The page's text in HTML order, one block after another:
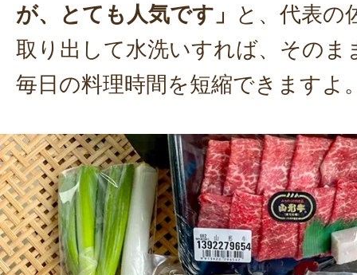
が、とても人気です」
と、代表の
取り出して水洗いすれば、そのま
毎日の料理時間を短縮できますよ